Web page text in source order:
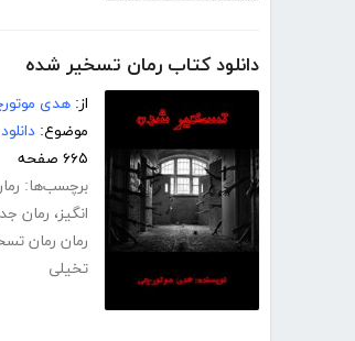
دانلود کتاب رمان تسخیر شده
از: هدی
موضوع:
۶۶۵ صفحه
برچسب‌ها:
انگیز، رمان
رمان رمان
تخیلی